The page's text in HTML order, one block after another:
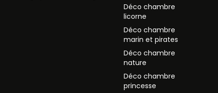
Déco chambre
licorne
Déco chambre
marin et pirates
Déco chambre
nature
Déco chambre
princesse